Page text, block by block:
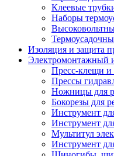
Клеевые
Наборы
Изоляция и защита
Электромонтажный
Пресс-клещи
Прессы
Ножницы для
Бокорезы для
Инструмент
Инструмент
Мультитул
Инструмент